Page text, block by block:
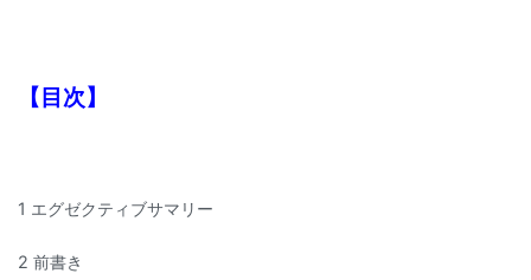
【目次】
1 エグゼクティブサマリー
2 前書き